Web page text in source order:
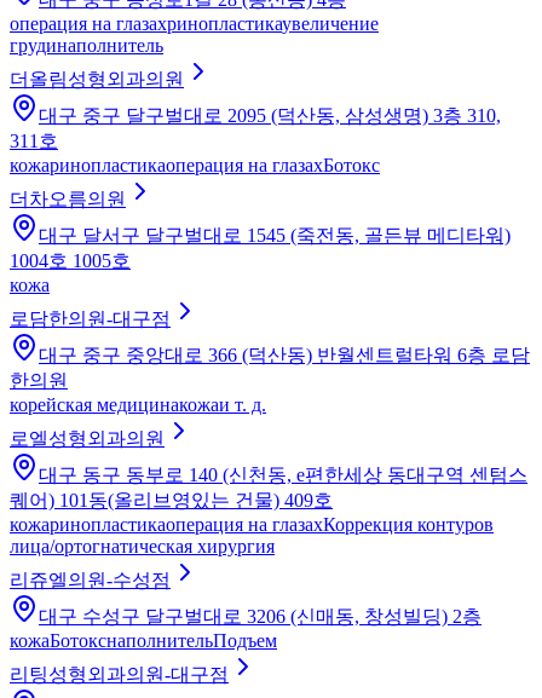
операция на глазахринопластикаувеличение
грудинаполнитель
더올림성형외과의원
대구 중구 달구벌대로 2095 (덕산동, 삼성생명) 3층 310,
311호
кожаринопластикаоперация на глазахБотокс
더차오름의원
대구 달서구 달구벌대로 1545 (죽전동, 골든뷰 메디타워)
1004호 1005호
кожа
로담한의원-대구점
대구 중구 중앙대로 366 (덕산동) 반월센트럴타워 6층 로담
한의원
корейская медицинакожаи т. д.
로엘성형외과의원
대구 동구 동부로 140 (신천동, e편한세상 동대구역 센텀스
퀘어) 101동(올리브영있는 건물) 409호
кожаринопластикаоперация на глазахКоррекция контуров
лица/ортогнатическая хирургия
리쥬엘의원-수성점
대구 수성구 달구벌대로 3206 (신매동, 창성빌딩) 2층
кожаБотокснаполнительПодъем
리팅성형외과의원-대구점